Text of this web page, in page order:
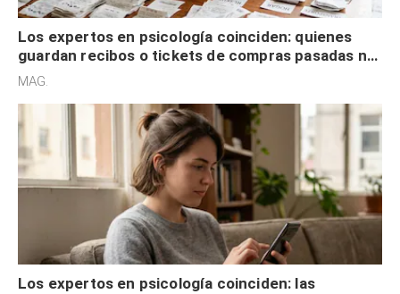
Los expertos en psicología coinciden: quienes
guardan recibos o tickets de compras pasadas no
son acumuladores, sino que tienen necesidad de
MAG.
Los expertos en psicología coinciden: las